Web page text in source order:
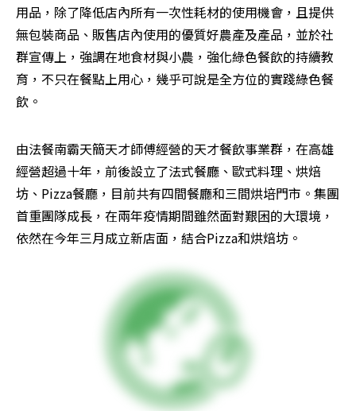
用品，除了降低店內所有一次性耗材的使用機會，且提供
無包裝商品、販售店內使用的優質好農產及產品，並於社
群宣傳上，強調在地食材與小農，強化綠色餐飲的持續教
育，不只在餐點上用心，幾乎可說是全方位的實踐綠色餐
飲。
由法餐南霸天簡天才師傅經營的天才餐飲事業群，在高雄
經營超過十年，前後設立了法式餐廳、歐式料理、烘焙
坊、Pizza餐廳，目前共有四間餐廳和三間烘培門市。集團
首重團隊成長，在兩年疫情期間雖然面對艱困的大環境，
依然在今年三月成立新店面，結合Pizza和烘焙坊。